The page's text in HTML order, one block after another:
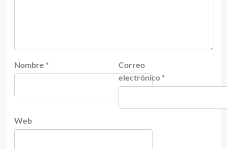
Nombre *
Correo
electrónico *
Web